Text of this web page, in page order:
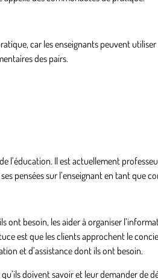
car les enseignants peuvent
des pairs.
Il est actuellement
pensées sur l’enseignant en tant que
ont besoin, les aider à organiser
est que les clients approchent le
et d’assistance dont ils ont besoin.
doivent savoir et leur demander de